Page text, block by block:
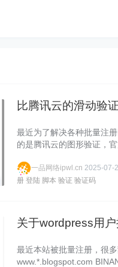
比腾讯云的滑动验
最近为了解决各种批量注
的是腾讯云的图形验证，
一品网络ipwl.cn2025-07-
册 登陆 脚本 验证 验证码
关于wordpress用
最近本站被批量注册，很
www.*.blogspot.com